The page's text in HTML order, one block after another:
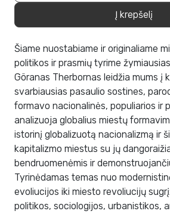
Į krepšelį
Šiame nuostabiame ir originaliame
politikos ir prasmių tyrime
Göranas Therbornas leidžia mums į
svarbiausias pasaulio sostines,
formavo nacionalinės, populiarios ir
analizuoja globalius miestų
istorinį globalizuotą nacionalizmą ir
kapitalizmo miestus su jų
bendruomenėmis ir
Tyrinėdamas temas nuo
evoliucijos iki miesto revoliucijų
politikos, sociologijos, urbanistikos,